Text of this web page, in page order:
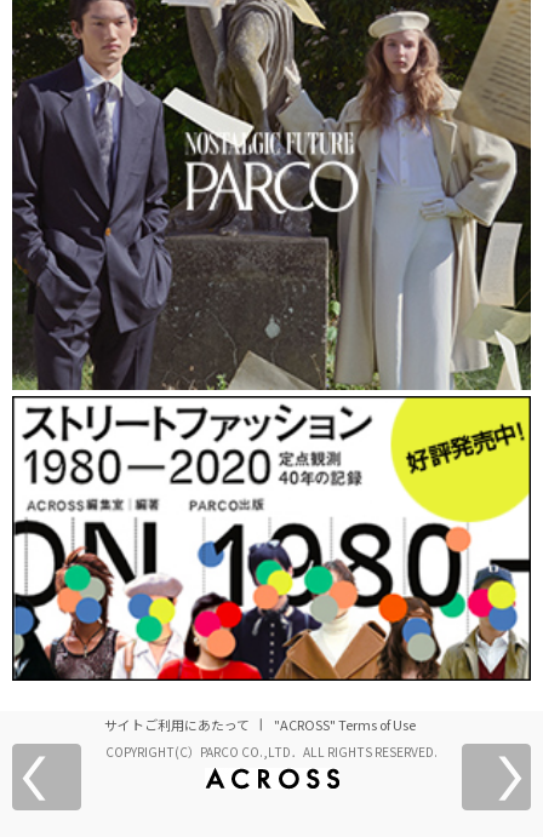
サイトご利用にあたって "ACROSS" Terms of Use
COPYRIGHT(C）PARCO CO.,LTD．ALL RIGHTS RESERVED.